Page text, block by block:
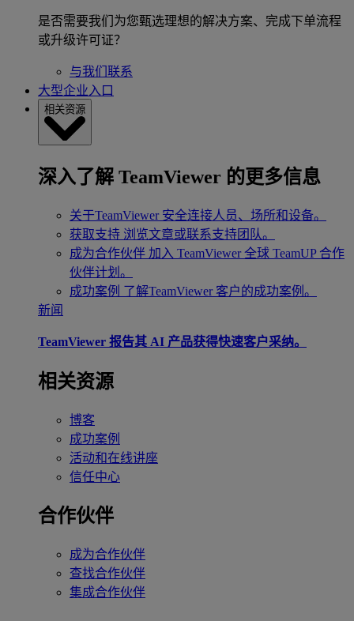
是否需要我们为您甄选理想的解决方案、完成下单流程
或升级许可证？
与我们联系
大型企业入口
相关资源
深入了解 TeamViewer 的更多信息
关于TeamViewer 安全连接人员、场所和设备。
获取支持 浏览文章或联系支持团队。
成为合作伙伴 加入 TeamViewer 全球 TeamUP 合作
伙伴计划。
成功案例 了解TeamViewer 客户的成功案例。
新闻
TeamViewer 报告其 AI 产品获得快速客户采纳。
相关资源
博客
成功案例
活动和在线讲座
信任中心
合作伙伴
成为合作伙伴
查找合作伙伴
集成合作伙伴